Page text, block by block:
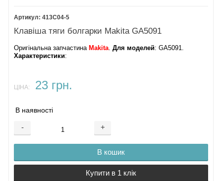
413C04-5
Клавіша тяги болгарки Makita GA5091
Оригінальна запчастина Makita .Для моделей: GA5091.
Характеристики:
ЦІНА: 23 грн.
В наявності
- +
В кошик
Купити в 1 клік